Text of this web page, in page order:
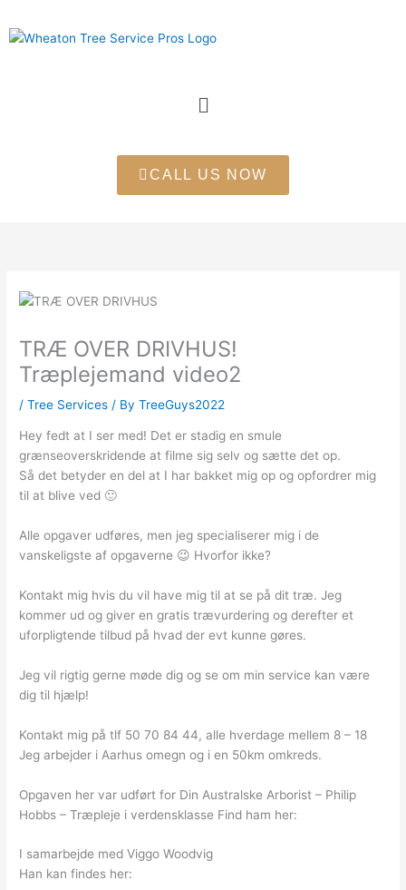
to
Menu
CALL US NOW
TRÆ OVER DRIVHUS!
Træplejemand video2
/Tree Services / ByTreeGuys2022
Hey fedt at I ser med! Det er stadig en smule
grænseoverskridende at filme sig selv og sætte det op.
Så det betyder en del at I har bakket mig op og opfordrer mig
til at blive ved 🙂
Alle opgaver udføres, men jeg specialiserer mig i de
vanskeligste af opgaverne 😉 Hvorfor ikke?
Kontakt mig hvis du vil have mig til at se på dit træ. Jeg
kommer ud og giver en gratis trævurdering og derefter et
uforpligtende tilbud på hvad der evt kunne gøres.
Jeg vil rigtig gerne møde dig og se om min service kan være
dig til hjælp!
Kontakt mig på tlf 50 70 84 44, alle hverdage mellem 8 – 18
Jeg arbejder i Aarhus omegn og i en 50km omkreds.
Opgaven her var udført for Din Australske Arborist – Philip
Hobbs – Træpleje i verdensklasse Find ham her:
I samarbejde med Viggo Woodvig
Han kan findes her: